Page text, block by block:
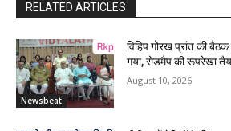
RELATED ARTICLES
Newsbeat
विहिप गोरख प्रांत की
गया, रोडमैप की रूपरेखा
August 10, 2026